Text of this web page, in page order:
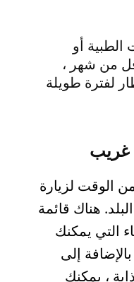
الطبية أو
من شهر ،
لفترة طويلة
غريب
الوقت لزيارة
هناك قائمة
التي يمكنك
إلى
، يمكنك